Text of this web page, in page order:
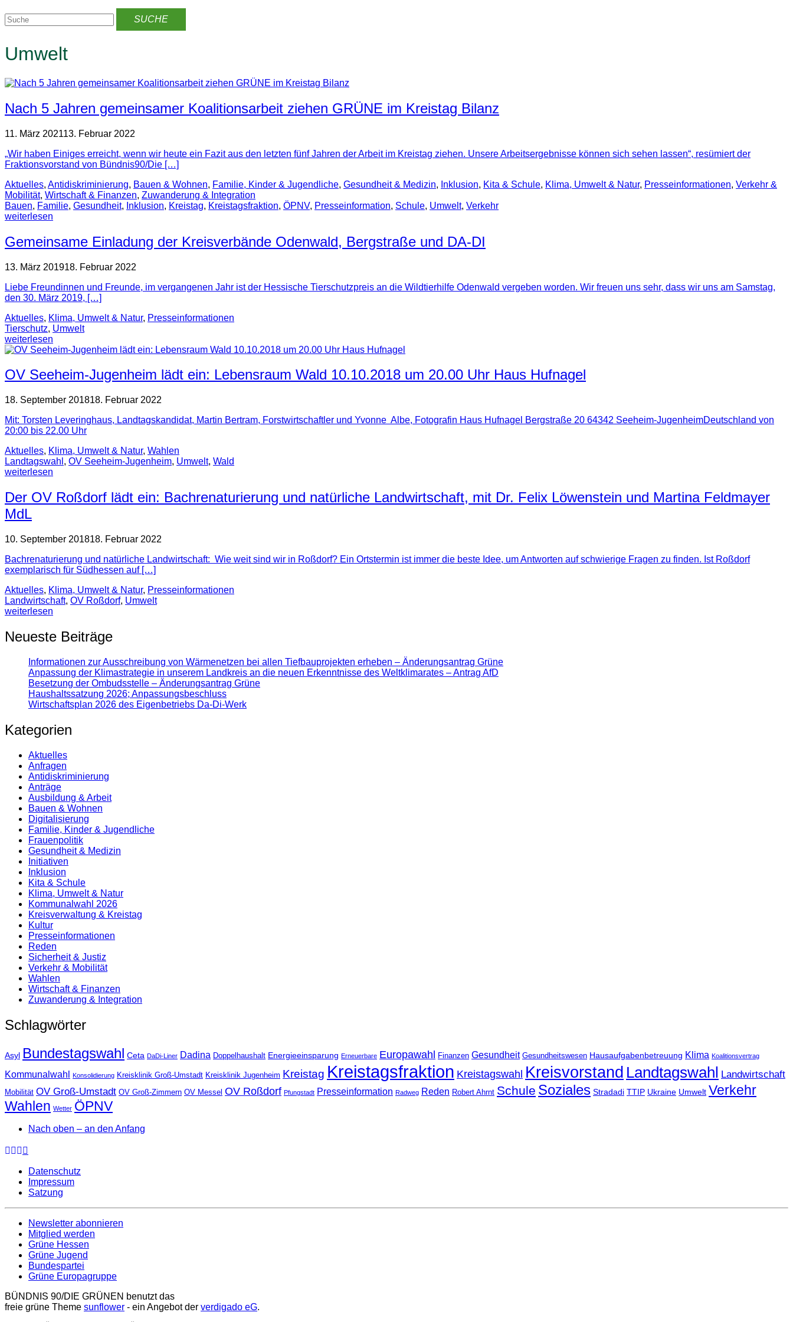
Umwelt
Nach 5 Jahren gemeinsamer Koalitionsarbeit ziehen GRÜNE im Kreistag Bilanz
11. März 202113. Februar 2022
„Wir haben Einiges erreicht, wenn wir heute ein Fazit aus den letzten fünf Jahren der Arbeit im Kreistag ziehen. Unsere Arbeitsergebnisse können sich sehen lassen“, resümiert der
Fraktionsvorstand von Bündnis90/Die […]
Aktuelles, Antidiskrimi­nierung, Bauen & Wohnen, Familie, Kinder & Jugendliche, Gesundheit & Medizin, Inklusion, Kita & Schule, Klima, Umwelt & Natur, Presse­informationen, Verkehr &
Mobilität, Wirtschaft & Finanzen, Zuwanderung & Integration
Bauen, Familie, Gesundheit, Inklusion, Kreistag, Kreistagsfraktion, ÖPNV, Presseinformation, Schule, Umwelt, Verkehr
weiterlesen
Gemeinsame Einladung der Kreisverbände Odenwald, Bergstraße und DA-DI
13. März 201918. Februar 2022
Liebe Freundinnen und Freunde, im vergangenen Jahr ist der Hessische Tierschutzpreis an die Wildtierhilfe Odenwald vergeben worden. Wir freuen uns sehr, dass wir uns am Samstag,
den 30. März 2019, […]
Aktuelles, Klima, Umwelt & Natur, Presse­informationen
Tierschutz, Umwelt
weiterlesen
OV Seeheim-Jugenheim lädt ein: Lebensraum Wald 10.10.2018 um 20.00 Uhr Haus Hufnagel
18. September 201818. Februar 2022
Mit: Torsten Leveringhaus, Landtagskandidat, Martin Bertram, Forstwirtschaftler und Yvonne Albe, Fotografin Haus Hufnagel Bergstraße 20 64342 Seeheim-JugenheimDeutschland von
20:00 bis 22.00 Uhr
Aktuelles, Klima, Umwelt & Natur, Wahlen
Landtagswahl , OV Seeheim-Jugenheim, Umwelt, Wald
weiterlesen
Der OV Roßdorf lädt ein: Bachrenaturierung und natürliche Landwirtschaft, mit Dr. Felix Löwenstein und Martina Feldmayer
MdL
10. September 201818. Februar 2022
Bachrenaturierung und natürliche Landwirtschaft: Wie weit sind wir in Roßdorf? Ein Ortstermin ist immer die beste Idee, um Antworten auf schwierige Fragen zu finden. Ist Roßdorf
exemplarisch für Südhessen auf […]
Aktuelles, Klima, Umwelt & Natur, Presse­informationen
Landwirtschaft, OV Roßdorf, Umwelt
weiterlesen
Neueste Beiträge
Informationen zur Ausschreibung von Wärmenetzen bei allen Tiefbauprojekten erheben – Änderungsantrag Grüne
Anpassung der Klimastrategie in unserem Landkreis an die neuen Erkenntnisse des Weltklimarates – Antrag AfD
Besetzung der Ombudsstelle – Änderungsantrag Grüne
Haushaltssatzung 2026; Anpassungsbeschluss
Wirtschaftsplan 2026 des Eigenbetriebs Da-Di-Werk
Kategorien
Aktuelles
Anfragen
Antidiskrimi­nierung
Anträge
Ausbildung & Arbeit
Bauen & Wohnen
Digitalisierung
Familie, Kinder & Jugendliche
Frauenpolitik
Gesundheit & Medizin
Initiativen
Inklusion
Kita & Schule
Klima, Umwelt & Natur
Kommunalwahl 2026
Kreisverwaltung & Kreistag
Kultur
Presse­informationen
Reden
Sicherheit & Justiz
Verkehr & Mobilität
Wahlen
Wirtschaft & Finanzen
Zuwanderung & Integration
Schlagwörter
Asyl Bundestagswahl Ceta DaDi-Liner Dadina Doppelhaushalt Energieeinsparung Erneuerbare Europawahl Finanzen Gesundheit Gesundheitswesen Hausaufgabenbetreuung Klima Koalitionsvertrag
Kommunalwahl Konsolidierung Kreisklinik Groß-Umstadt Kreisklinik Jugenheim Kreistag Kreistagsfraktion Kreistagswahl Kreisvorstand Landtagswahl Landwirtschaft
Mobilität OV Groß-Umstadt OV Groß-Zimmern OV Messel OV Roßdorf Pfungstadt Presseinformation Radweg Reden Robert Ahrnt Schule Soziales Stradadi TTIP Ukraine Umwelt Verkehr
Wahlen Wetter ÖPNV
Nach oben – an den Anfang
Datenschutz
Impressum
Satzung
Newsletter abonnieren
Mitglied werden
Grüne Hessen
Grüne Jugend
Bundespartei
Grüne Europagruppe
BÜNDNIS 90/DIE GRÜNEN benutzt das
freie grüne Theme sunflower ‐ ein Angebot der verdigado eG.